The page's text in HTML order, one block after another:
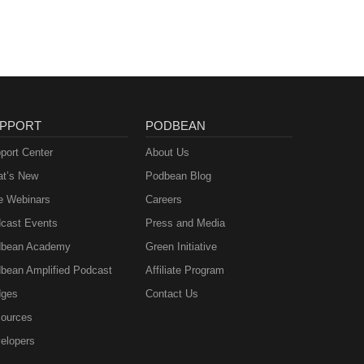
Center
New
Webinars
Events
Academy
Amplified Podcast
PODBEAN
About Us
Podbean Blog
Careers
Press and Media
Green Initiative
Affiliate Program
Contact Us